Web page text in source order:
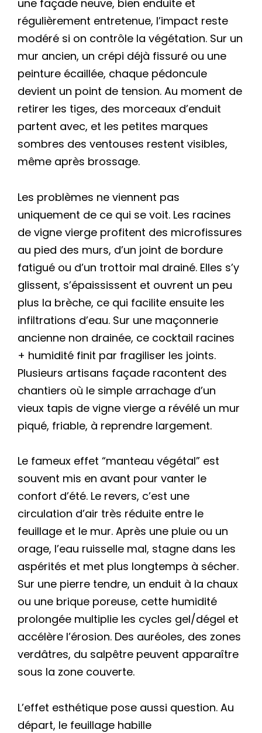
une façade neuve, bien enduite et
régulièrement entretenue, l’impact reste
modéré si on contrôle la végétation. Sur un
mur ancien, un crépi déjà fissuré ou une
peinture écaillée, chaque pédoncule
devient un point de tension. Au moment de
retirer les tiges, des morceaux d’enduit
partent avec, et les petites marques
sombres des ventouses restent visibles,
même après brossage.
Les problèmes ne viennent pas
uniquement de ce qui se voit. Les racines
de vigne vierge profitent des microfissures
au pied des murs, d’un joint de bordure
fatigué ou d’un trottoir mal drainé. Elles s’y
glissent, s’épaississent et ouvrent un peu
plus la brèche, ce qui facilite ensuite les
infiltrations d’eau. Sur une maçonnerie
ancienne non drainée, ce cocktail racines
+ humidité finit par fragiliser les joints.
Plusieurs artisans façade racontent des
chantiers où le simple arrachage d’un
vieux tapis de vigne vierge a révélé un mur
piqué, friable, à reprendre largement.
Le fameux effet “manteau végétal” est
souvent mis en avant pour vanter le
confort d’été. Le revers, c’est une
circulation d’air très réduite entre le
feuillage et le mur. Après une pluie ou un
orage, l’eau ruisselle mal, stagne dans les
aspérités et met plus longtemps à sécher.
Sur une pierre tendre, un enduit à la chaux
ou une brique poreuse, cette humidité
prolongée multiplie les cycles gel/dégel et
accélère l’érosion. Des auréoles, des zones
verdâtres, du salpêtre peuvent apparaître
sous la zone couverte.
L’effet esthétique pose aussi question. Au
départ, le feuillage habille